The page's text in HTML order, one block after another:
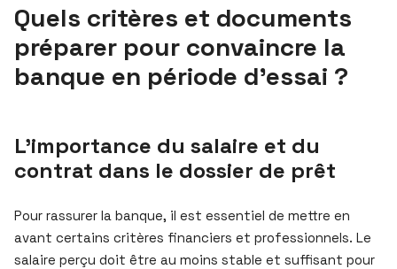
Quels critères et documents
préparer pour convaincre la
banque en période d’essai ?
L’importance du salaire et du
contrat dans le dossier de prêt
Pour rassurer la banque, il est essentiel de mettre en
avant certains critères financiers et professionnels. Le
salaire perçu doit être au moins stable et suffisant pour